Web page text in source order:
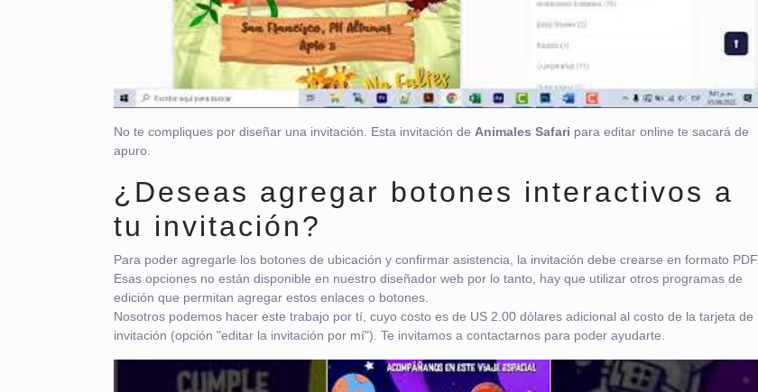
No te compliques por diseñar una invitación. Esta invitación de Animales Safari para editar online te sacará de
apuro.
¿Deseas agregar botones interactivos a
tu invitación?
Para poder agregarle los botones de ubicación y confirmar asistencia, la invitación debe crearse en formato PDF.
Esas opciones no están disponible en nuestro diseñador web por lo tanto, hay que utilizar otros programas de
edición que permitan agregar estos enlaces o botones.
Nosotros podemos hacer este trabajo por tí, cuyo costo es de US 2.00 dólares adicional al costo de la tarjeta de
invitación (opción "editar la invitación por mí"). Te invitamos a contactarnos para poder ayudarte.